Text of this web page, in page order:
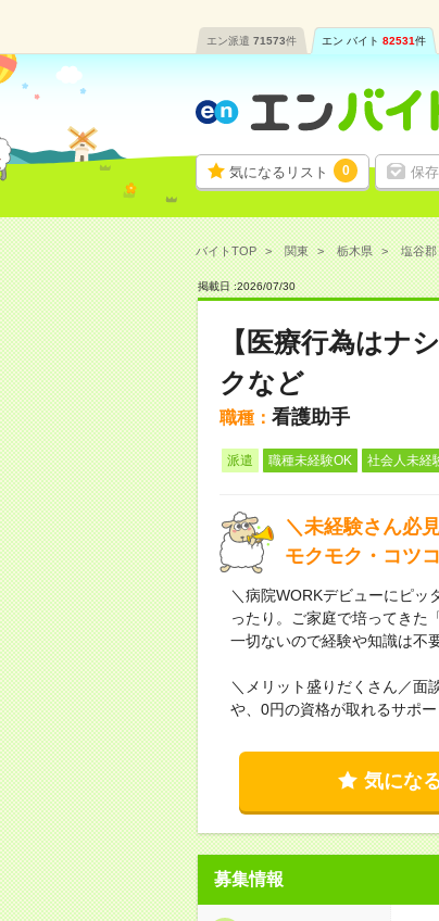
エン派遣 71573件 エン バイト 82531件
気になるリスト 0 保
バイトTOP 関東 栃木県 塩谷郡
掲載日 :2026/07/30
【医療行為はナ
クなど
職種： 看護助手
派遣 職種未経験OK 社会人未経
＼未経験さん必
モクモク・コツ
＼病院WORKデビューにピッ
ったり。ご家庭で培ってきた
一切ないので経験や知識は不
＼メリット盛りだくさん／面
や、0円の資格が取れるサポー
気にな
募集情報